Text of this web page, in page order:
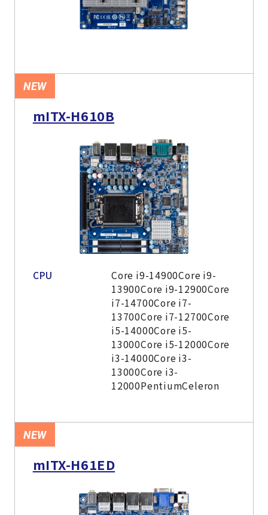
NEW
mITX-H610B
CPU
Core i9-14900Core i9-
13900Core i9-12900Core
i7-14700Core i7-
13700Core i7-12700Core
i5-14000Core i5-
13000Core i5-12000Core
i3-14000Core i3-
13000Core i3-
12000PentiumCeleron
NEW
mITX-H61ED